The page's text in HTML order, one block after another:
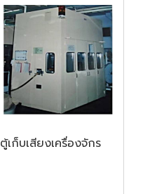
ตู้เก็บเสียงเครื่องจักร